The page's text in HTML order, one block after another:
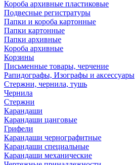
Короба архивные пластиковые
Подвесные регистратуры
Папки и короба картонные
Папки картонные
Папки архивные
Короба архивные
Корзины
Письменные товары, черчение
Рапидографы, Изографы и аксессуары
Стержни, чернила, тушь
Чернила
Стержни
Карандаши
Карандаши цанговые
Грифели
Карандаши чернографитные
Карандаши специальные
Карандаши механические